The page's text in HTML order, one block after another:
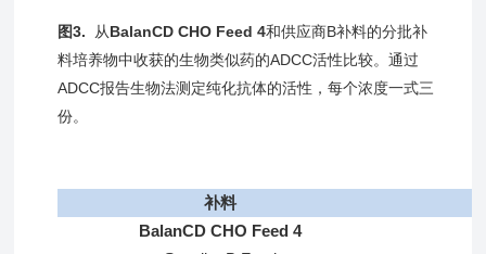
图3. 从BalanCD CHO Feed 4和供应商B补料的分批补
料培养物中收获的生物类似药的ADCC活性比较。通过
ADCC报告生物法测定纯化抗体的活性，每个浓度一式三
份。
补料
BalanCD CHO Feed 4